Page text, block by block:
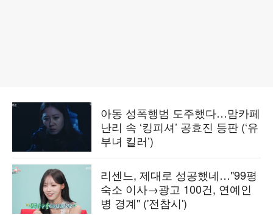
아동 성폭행범 도주했다…맘카페
난리 속 ‘킹피셔’ 공효진 등판 (‘유
부녀 킬러’)
리센느, 제대로 성공했네…"99평
숙소 이사→광고 100건, 연예인
병 경계" ('전참시')